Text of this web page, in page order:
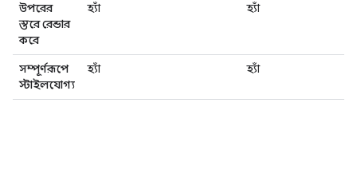
উপরের
স্তরে রেন্ডার
করে
হ্যাঁ হ্যাঁ
সম্পূর্ণরূপে
স্টাইলযোগ্য
হ্যাঁ হ্যাঁ